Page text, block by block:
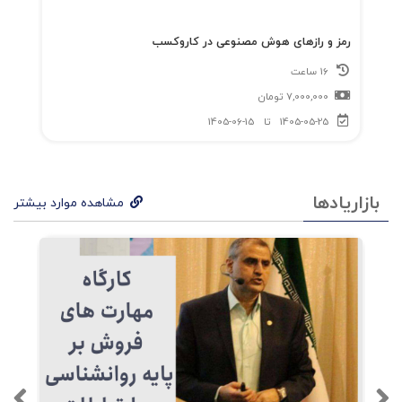
فهرست کتاب فروشندگان بزرگ چگونه عمل
مقدمه‌ی نویسندگان؛
فصل اول: الگوی کهن؛
فصل دوم: دیگر زمین مرکز عالم نیست؛
رمز و رازهای هوش مصنوعی در کاروکسب
7,000,000 تومان
1405-05-25
تا 1405-06-15
بازاریادها مشاهده موارد بیشتر